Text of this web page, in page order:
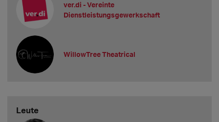
ver.di - Vereinte
Dienstleistungsgewerkschaft
WillowTree Theatrical
Leute